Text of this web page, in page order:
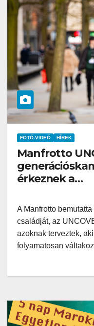
FOTÓ-VIDEÓ HÍREK
Manfrotto
érkeznek a
A Manfrotto
családját, az
azoknak terveztek,
folyamatosan